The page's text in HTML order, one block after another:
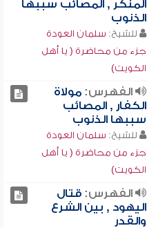
المنكر , المصائب سببها
الذنوب
للشيخ: سلمان العودة
جزء من محاضرة ( يا أهل
الكويت)
الفهرس:مولاة
الكفار , المصائب
سببها الذنوب
للشيخ: سلمان العودة
جزء من محاضرة ( يا أهل
الكويت)
الفهرس:قتال
اليهود , بين الشرع
والقدر